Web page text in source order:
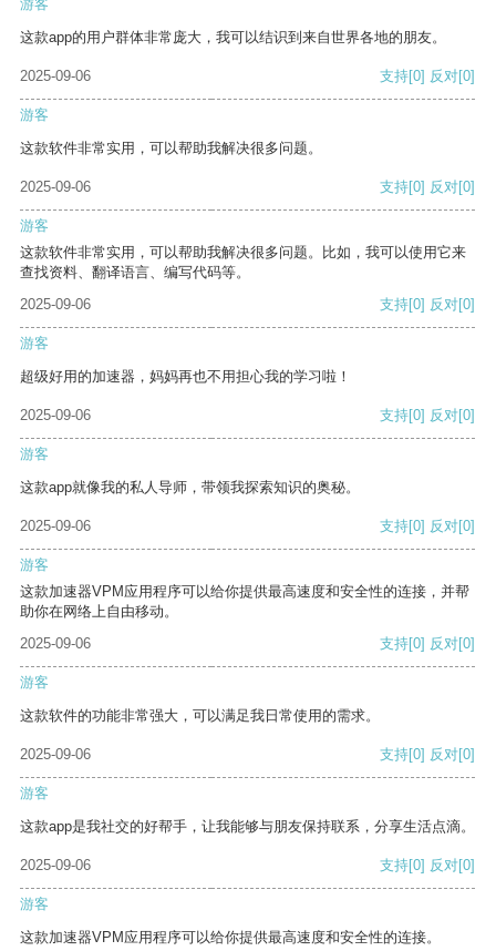
游客
这款app的用户群体非常庞大，我可以结识到来自世界各地的朋友。
2025-09-06 支持[0] 反对[0]
游客
这款软件非常实用，可以帮助我解决很多问题。
2025-09-06 支持[0] 反对[0]
游客
这款软件非常实用，可以帮助我解决很多问题。比如，我可以使用它来
查找资料、翻译语言、编写代码等。
2025-09-06
支持[0] 反对[0]
游客
超级好用的加速器，妈妈再也不用担心我的学习啦！
2025-09-06 支持[0] 反对[0]
游客
这款app就像我的私人导师，带领我探索知识的奥秘。
2025-09-06 支持[0] 反对[0]
游客
这款加速器VPM应用程序可以给你提供最高速度和安全性的连接，并帮
助你在网络上自由移动。
2025-09-06
支持[0] 反对[0]
游客
这款软件的功能非常强大，可以满足我日常使用的需求。
2025-09-06 支持[0] 反对[0]
游客
这款app是我社交的好帮手，让我能够与朋友保持联系，分享生活点滴。
2025-09-06 支持[0] 反对[0]
游客
这款加速器VPM应用程序可以给你提供最高速度和安全性的连接。